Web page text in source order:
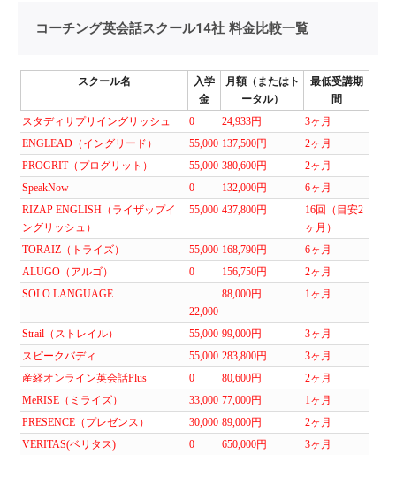
コーチング英会話スクール14社 料金比較一覧
スクール名
入学
金
月額（またはト
ータル）
最低受講期
間
スタディサプリイングリッシュ
0 24,933円
3ヶ月
ENGLEAD（イングリード）
55,000 137,500円
2ヶ月
PROGRIT（プログリット）
55,000 380,600円
2ヶ月
SpeakNow
0 132,000円
6ヶ月
RIZAP ENGLISH（ライザップイ
ングリッシュ）
55,000 437,800円
16回（目安2
ヶ月）
TORAIZ（トライズ）
55,000 168,790円
6ヶ月
ALUGO（アルゴ）
0 156,750円
2ヶ月
SOLO LANGUAGE
22,000
88,000円 1ヶ月
Strail（ストレイル） 55,000 99,000円
3ヶ月
スピークバディ
55,000 283,800円
3ヶ月
産経オンライン英会話Plus
0 80,600円
2ヶ月
MeRISE（ミライズ）
33,000 77,000円
1ヶ月
PRESENCE（プレゼンス）
30,000 89,000円
2ヶ月
VERITAS(ベリタス)
0 650,000円 3ヶ月